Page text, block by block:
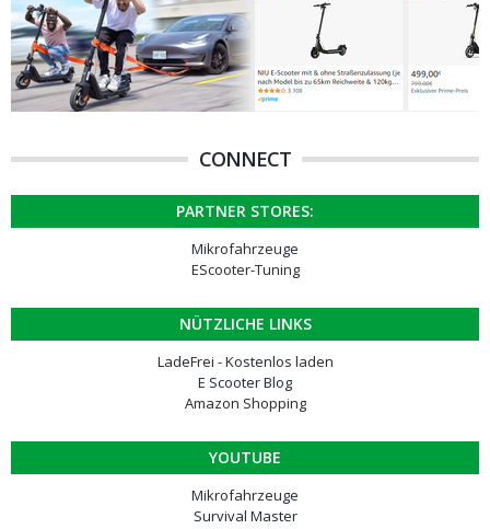
CONNECT
PARTNER STORES:
Mikrofahrzeuge
EScooter-Tuning
NÜTZLICHE LINKS
LadeFrei - Kostenlos laden
E Scooter Blog
Amazon Shopping
YOUTUBE
Mikrofahrzeuge
Survival Master